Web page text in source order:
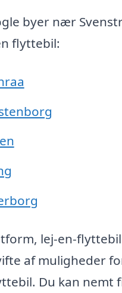
byer nær
flyttebil:
lej-en-
af muligheder
Du kan nemt